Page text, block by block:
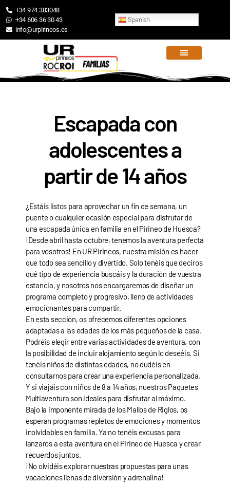
+34 974 383048
+34 606 36 30 43
info@urpirineos.es
Spanish
Escapada con
adolescentes a
partir de 14 años
¿Estáis listos para aprovechar un fin de semana, un
puente o cualquier ocasión especial para disfrutar de
una escapada única en familia en el Pirineo de Huesca?
¡Desde abril hasta octubre, tenemos la aventura perfecta
para vosotros! En UR Pirineos, nuestra misión es hacer
que todo sea sencillo y divertido. Solo tenéis que deciros
qué tipo de experiencia buscáis y la duración de vuestra
estancia, y nosotros nos encargaremos de diseñar un
programa completo y progresivo, lleno de actividades
emocionantes para compartir.
En esta sección, os ofrecemos diferentes opciones
adaptadas a las edades de los más pequeños de la casa.
Podréis elegir entre varias actividades de aventura, con
la posibilidad de incluir alojamiento según lo deseéis. Si
tenéis niños de distintas edades, no dudéis en
consultarnos para crear una experiencia personalizada.
Y si viajáis con niños de 8 a 14 años, nuestros Paquetes
Multiaventura son ideales para disfrutar al máximo.
Bajo la imponente mirada de los Mallos de Riglos, os
esperan programas repletos de emociones y momentos
inolvidables en familia. Ya no tenéis excusas para
lanzaros a esta aventura en el Pirineo de Huesca y crear
recuerdos juntos.
¡No olvidéis explorar nuestras propuestas para unas
vacaciones llenas de diversión y adrenalina!